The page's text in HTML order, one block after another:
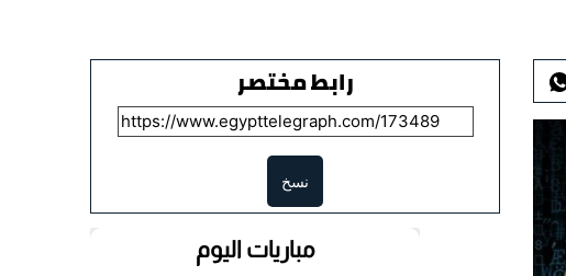
رابط مختصر
نسخ